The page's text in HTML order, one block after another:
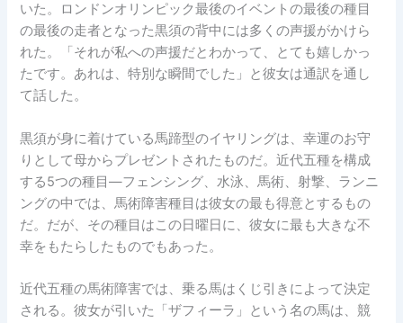
いた。ロンドンオリンピック最後のイベントの最後の種目
の最後の走者となった黒須の背中には多くの声援がかけら
れた。「それが私への声援だとわかって、とても嬉しかっ
たです。あれは、特別な瞬間でした」と彼女は通訳を通し
て話した。
黒須が身に着けている馬蹄型のイヤリングは、幸運のお守
りとして母からプレゼントされたものだ。近代五種を構成
する5つの種目―フェンシング、水泳、馬術、射撃、ランニ
ングの中では、馬術障害種目は彼女の最も得意とするもの
だ。だが、その種目はこの日曜日に、彼女に最も大きな不
幸をもたらしたものでもあった。
近代五種の馬術障害では、乗る馬はくじ引きによって決定
される。彼女が引いた「ザフィーラ」という名の馬は、競